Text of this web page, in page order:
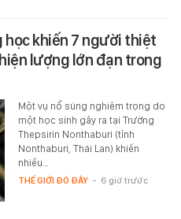
khiến 7 người thiệt
lượng lớn đạn trong
Một vụ nổ súng nghiêm trọng do
một học sinh gây ra tại Trường
Thepsirin Nonthaburi (tỉnh
Nonthaburi, Thái Lan) khiến
nhiều…
THẾ GIỚI ĐÓ ĐÂY - 6 giờ trước